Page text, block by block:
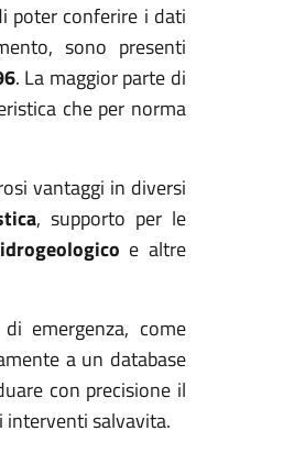
poter conferire i dati
sono presenti
. La maggior parte di
che per norma
vantaggi in diversi
, supporto per le
e altre
emergenza, come
a un database
con precisione il
interventi salvavita.